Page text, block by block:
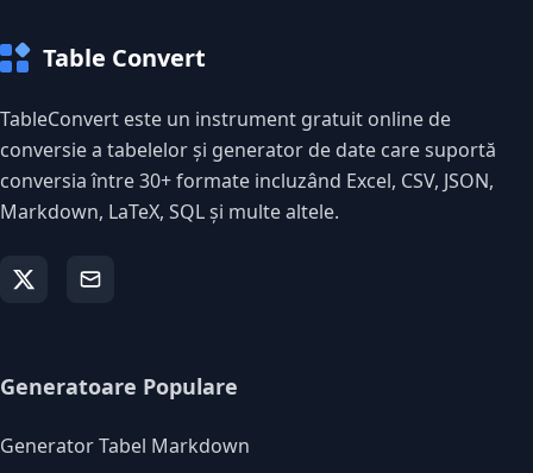
Table Convert
TableConvert este un instrument gratuit online de
conversie a tabelelor și generator de date care suportă
conversia între 30+ formate incluzând Excel, CSV, JSON,
Markdown, LaTeX, SQL și multe altele.
Generatoare Populare
Generator Tabel Markdown